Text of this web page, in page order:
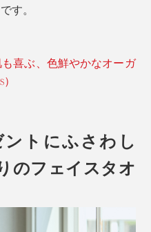
す。
喜ぶ、色鮮やかなオーガ
トにふさわし
のフェイスタオ